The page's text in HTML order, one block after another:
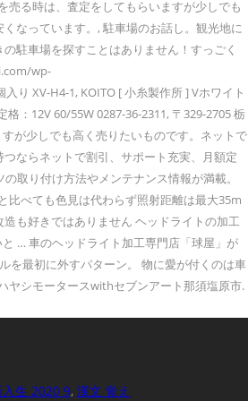
売る時は、査定をしてもらいますが少しでも
なっています。, 駐車場のお話し。観光地に
駐車場を探すことはありません！すっごく
wp-
り XV-H4-1, KOITO [ 小糸製作所 ] Vホワイト
願いします 定格：12V 60/55W 0287-36-2311, 〒329-2705 栃
が少しでも高く売りたいものです。ネットで
ならネットで割引、サポート充実、月額定
取り付け方法やメンテナンス情報が満載。
比べても色見は代わらず照射距離は最大35m
も好きではありません ヘッドライトの加工
… 車のヘッドライト加工専門店「球屋」が
を最初に外すパターン。 物に愛が付くのは車
ヤシモータースwithセブンアート那須塩原市.
生 2020 9, 漢文 覚え